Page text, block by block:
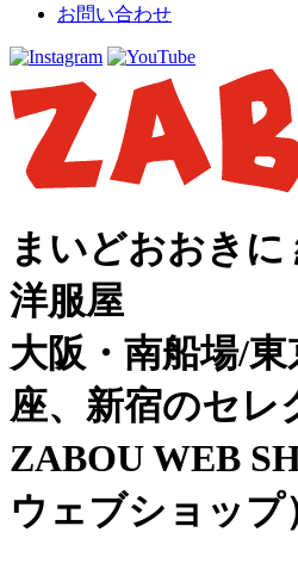
お問い合わせ
まいどおおきに
洋服屋
大阪・南船場/
座、新宿のセレ
ZABOU WEB
ウェブショップ